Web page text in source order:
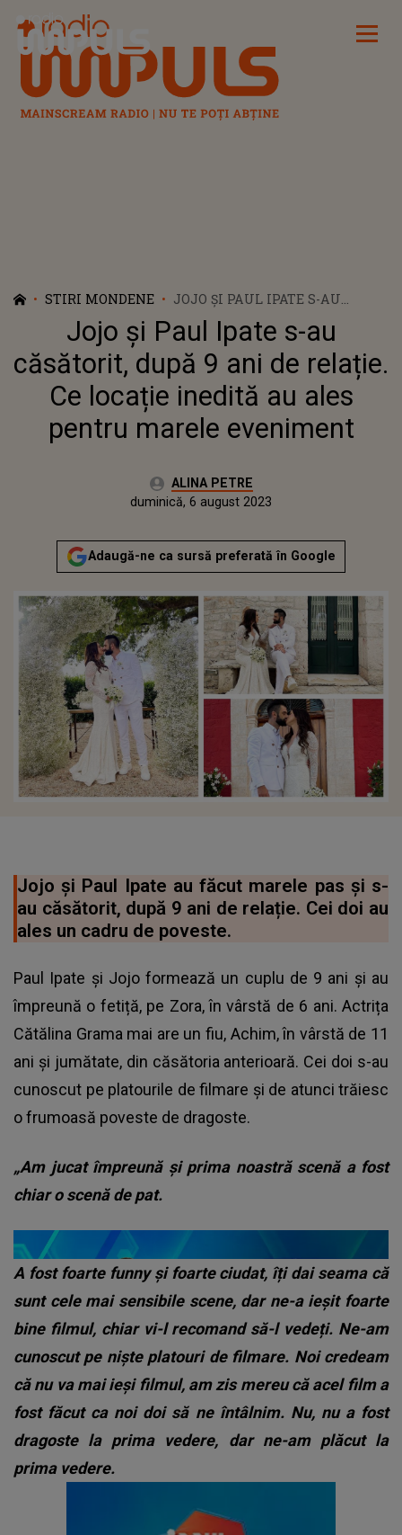
Radio Impuls
STIRI MONDENE
JOJO ȘI PAUL IPATE S-AU
CĂSĂTORIT, DUPĂ 9 ANI DE
RELAȚIE. CE LOCAȚIE INEDITĂ
AU ALES PENTRU MARELE
EVENIMENT
Jojo și Paul Ipate s-au
căsătorit, după 9 ani de relație.
Ce locație inedită au ales
pentru marele eveniment
Autor:ALINA PETRE
duminică, 6 august 2023Actualizat:
duminică, 6 august 2023
Adaugă-ne ca sursă preferată în Google
Jojo și Paul Ipate au făcut marele pas și s-
au căsătorit, după 9 ani de relație. Cei doi au
ales un cadru de poveste.
Paul Ipate și Jojo formează un cuplu de 9 ani și au
împreună o fetiță, pe Zora, în vârstă de 6 ani. Actrița
Cătălina Grama mai are un fiu, Achim, în vârstă de 11
ani și jumătate, din căsătoria anterioară. Cei doi s-au
cunoscut pe platourile de filmare și de atunci trăiesc
o frumoasă poveste de dragoste.
„Am jucat împreună și prima noastră scenă a fost
chiar o scenă de pat.
A fost foarte funny și foarte ciudat, îți dai seama că
sunt cele mai sensibile scene, dar ne-a ieșit foarte
bine filmul, chiar vi-l recomand să-l vedeți. Ne-am
cunoscut pe niște platouri de filmare. Noi credeam
că nu va mai ieși filmul, am zis mereu că acel film a
fost făcut ca noi doi să ne întâlnim. Nu, nu a fost
dragoste la prima vedere, dar ne-am plăcut la
prima vedere.